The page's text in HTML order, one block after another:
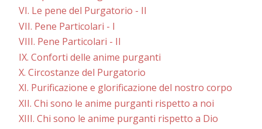
VI. Le pene del Purgatorio - II
VII. Pene Particolari - I
VIII. Pene Particolari - II
IX. Conforti delle anime purganti
X. Circostanze del Purgatorio
XI. Purificazione e glorificazione del nostro corpo
XII. Chi sono le anime purganti rispetto a noi
XIII. Chi sono le anime purganti rispetto a Dio